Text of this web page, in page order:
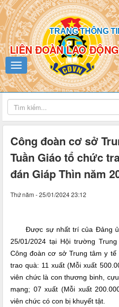
TRANG THÔNG
LIÊN ĐOÀN LAO
Công đoàn cơ sở
Tuần Giáo tổ chức
đán Giáp Thìn năm
Thứ năm - 25/01/2024 23:12
Được sự nhất trí của Đảng
25/01/2024 tại Hội trường
Công đoàn cơ sở Trung tâm y tế
trao quà: 11 xuất(Mỗi xuất
viên chức là con thương binh,
mạng; 07 xuất (Mỗi xuất
viên chức có con bị khuyết tật